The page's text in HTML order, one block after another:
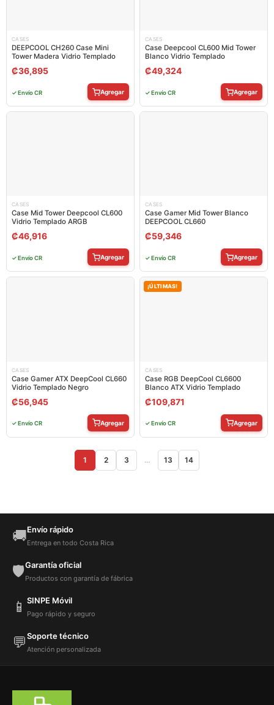
CASES
DEEPCOOL CH260 Case Mini
Tower Madera Vidrio Templado
₡36,895
✓ Envío CR Agregar
CASES
Case Deepcool CL600 Mid Tower
Blanco Vidrio Templado
₡49,324
✓ Envío CR Agregar
CASES
Case Mid Tower Deepcool CL600
Vidrio Templado ARGB
₡46,916
✓ Envío CR Agregar
CASES
Case Gamer Mid Tower Blanco
DEEPCOOL CL660
₡59,346
✓ Envío CR Agregar
CASES
Case Gamer ATX DeepCool CL660
Vidrio Templado Negro
₡56,945
✓ Envío CR Agregar
¡ÚLTIMAS!
CASES
Case RGB DeepCool CL6600
Blanco ATX Vidrio Templado
₡109,871
✓ Envío CR Agregar
1 2 3 … 13 14
🚚Envío rápido
Entrega en todo Costa Rica
🛡️Garantía oficial
Productos con garantía de fábrica
📱 SINPE Móvil
Pago rápido y seguro
💬Soporte técnico
Atención personalizada